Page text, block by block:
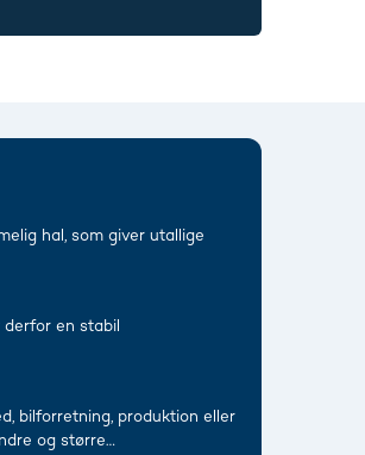
hal, som giver utallige
en stabil
bilforretning, produktion eller
og større